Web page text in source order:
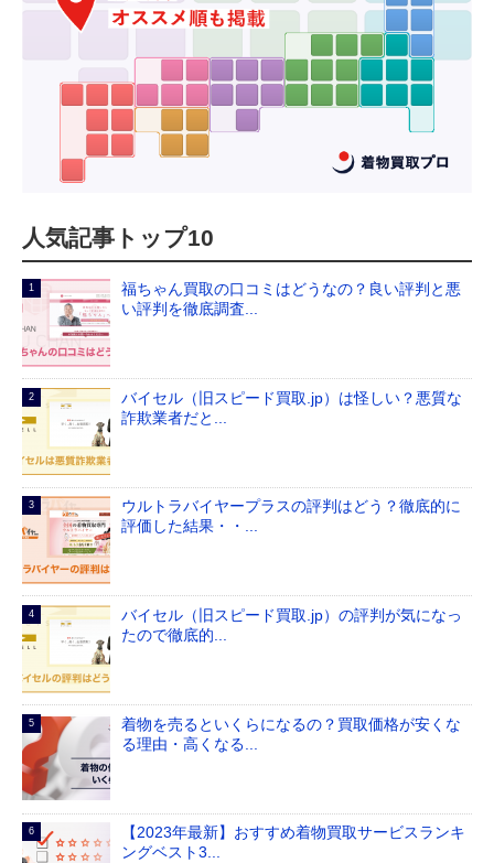
人気記事トップ10
福ちゃん買取の口コミはどうなの？良い評判と悪
い評判を徹底調査...
バイセル（旧スピード買取.jp）は怪しい？悪質な
詐欺業者だと...
ウルトラバイヤープラスの評判はどう？徹底的に
評価した結果・・...
バイセル（旧スピード買取.jp）の評判が気になっ
たので徹底的...
着物を売るといくらになるの？買取価格が安くな
る理由・高くなる...
【2023年最新】おすすめ着物買取サービスランキ
ングベスト3...